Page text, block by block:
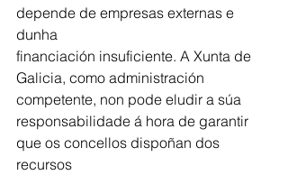
depende de empresas externas e
dunha
financiación insuficiente. A Xunta de
Galicia, como administración
competente, non pode eludir a súa
responsabilidade á hora de garantir
que os concellos dispoñan dos
recursos